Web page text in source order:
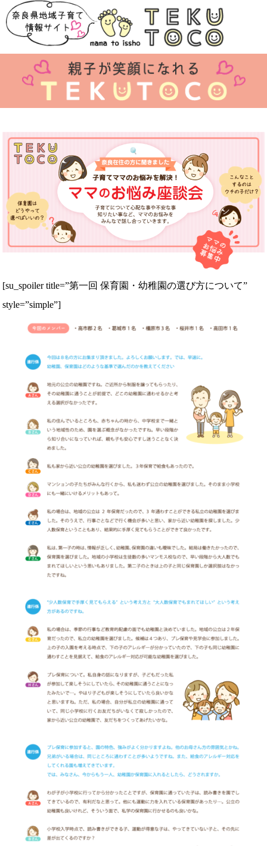
[su_spoiler title=”第一回 保育園・幼稚園の選び方について”
style=”simple”]